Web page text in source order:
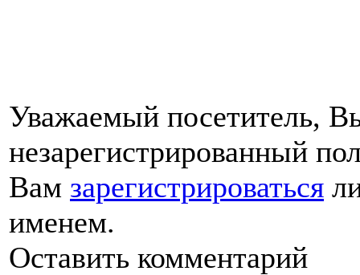
Уважаемый посетитель,
незарегистрированный
Вам зарегистрироваться
именем.
Оставить комментарий